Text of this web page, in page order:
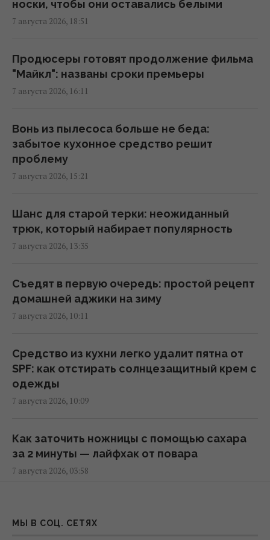
16:17 пятница, 07 августа 2026
самые опасные мошеннические ловушки
для туристов
15:34 пятница, 07 августа 2026
5 самых дешевых направлений Европы для
отдыха в 2026 году: обновленный рейтинг
15:26 пятница, 07 августа 2026
поезд в ядерный контейнер: зачем это
сделали
15:22 пятница, 07 августа 2026
Муж известной украинской актрисы ушел
из жизни
15:00 пятница, 07 августа 2026
Под льдом Антарктиды обнаружили
остатки "моря", исчезнувшего десятки
тысяч лет назад
14:46 пятница, 07 августа 2026
Тест для проверки IQ со спичками, который
с первого взгляда одолевают единицы
14:20 пятница, 07 августа 2026
14:17 пятница, 07 августа 2026
носки, чтобы они оставались белыми
7 августа 2026, 18:51
Продюсеры готовят продолжение фильма
"Майкл": названы сроки премьеры
7 августа 2026, 16:11
Вонь из пылесоса больше не беда:
забытое кухонное средство решит
проблему
7 августа 2026, 15:21
Шанс для старой терки: неожиданный
трюк, который набирает популярность
7 августа 2026, 13:35
Съедят в первую очередь: простой рецепт
домашней аджики на зиму
7 августа 2026, 10:11
Средство из кухни легко удалит пятна от
SPF: как отстирать солнцезащитный крем с
одежды
7 августа 2026, 10:09
Как заточить ножницы с помощью сахара
за 2 минуты — лайфхак от повара
7 августа 2026, 03:58
шапочку для душа: вот для чего она нужна
МЫ В СОЦ. СЕТЯХ